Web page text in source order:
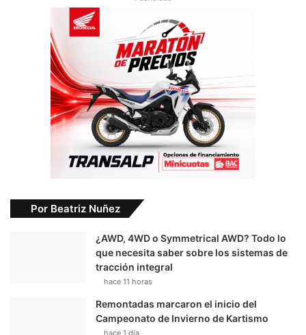
Por Beatriz Nuñez
¿AWD, 4WD o Symmetrical AWD? Todo lo
que necesita saber sobre los sistemas de
tracción integral
hace 11 horas
Remontadas marcaron el inicio del
Campeonato de Invierno de Kartismo
hace 1 día